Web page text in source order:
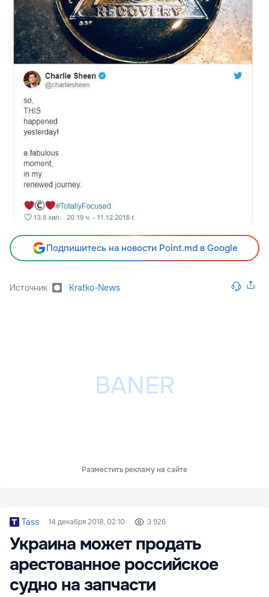
Подпишитесь на новости Point.md в Google
Источник Kratko-News
Разместить рекламу на сайте
Tass 14 декабря 2018, 02:10 3 926
Украина может продать
арестованное российское
судно на запчасти